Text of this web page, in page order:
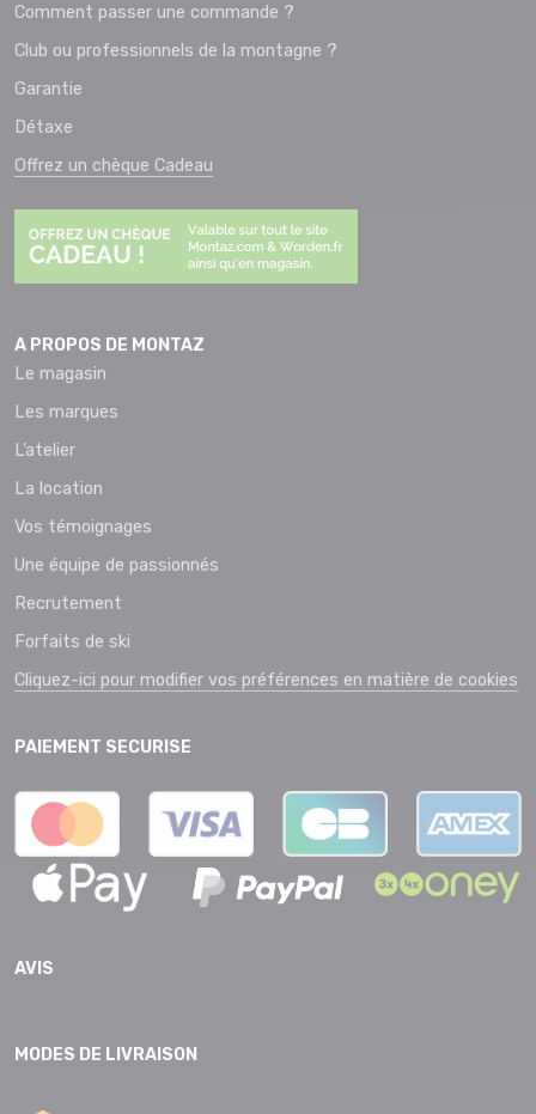
Comment passer une commande ?
Club ou professionnels de la montagne ?
Garantie
Détaxe
Offrez un chèque Cadeau
A PROPOS DE MONTAZ
Le magasin
Les marques
L’atelier
La location
Vos témoignages
Une équipe de passionnés
Recrutement
Forfaits de ski
Cliquez-ici pour modifier vos préférences en matière de cookies
PAIEMENT SECURISE
AVIS
MODES DE LIVRAISON